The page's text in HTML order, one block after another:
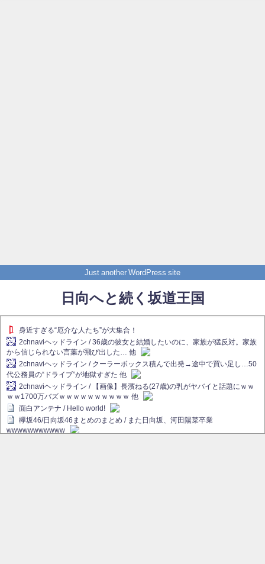
Just another WordPress site
日向へと続く坂道王国
身近すぎる“厄介な人たち”が大集合！
2chnaviヘッドライン / 36歳の彼女と結婚したいのに、家族が猛反対。家族
から信じられない言葉が飛び出した… 他
2chnaviヘッドライン / クーラーボックス積んで出発→途中で買い足し…50
代公務員の“ドライブ”が地獄すぎた 他
2chnaviヘッドライン / 【画像】長濱ねる(27歳)の乳がヤバイと話題にｗｗ
ｗｗ1700万バズｗｗｗｗｗｗｗｗｗｗ 他
面白アンテナ / Hello world!
欅坂46/日向坂46まとめのまとめ / また日向坂、河田陽菜卒業
wwwwwwwwwww